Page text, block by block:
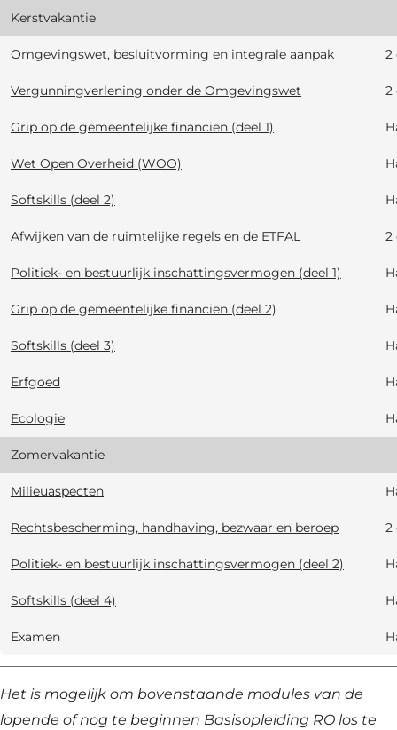
Kerstvakantie
Omgevingswet, besluitvorming en integrale aanpak 2
Vergunningverlening onder de Omgevingswet 2
Grip op de gemeentelijke financiën (deel 1)
Wet Open Overheid (WOO)
Softskills (deel 2)
Afwijken van de ruimtelijke regels en de ETFAL 2
Politiek- en bestuurlijk inschattingsvermogen (deel 1)
Grip op de gemeentelijke financiën (deel 2)
Softskills (deel 3)
Erfgoed
Ecologie
Zomervakantie
Milieuaspecten
Rechtsbescherming, handhaving, bezwaar en beroep 2
Politiek- en bestuurlijk inschattingsvermogen (deel 2)
Softskills (deel 4)
Examen
Het is mogelijk om bovenstaande modules van de
lopende of nog te beginnen Basisopleiding RO los te